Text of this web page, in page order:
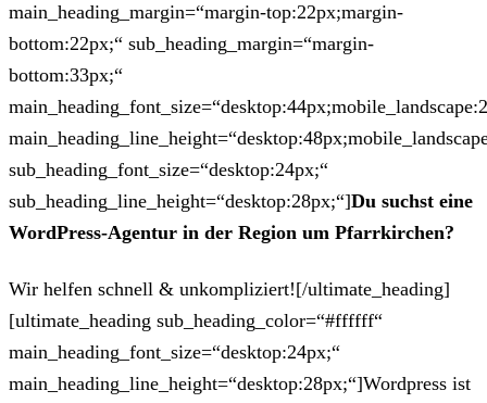
main_heading_margin=“margin-top:22px;margin-
bottom:22px;“ sub_heading_margin=“margin-
bottom:33px;“
sub_heading_font_size=“desktop:24px;“
sub_heading_line_height=“desktop:28px;“]Du suchst eine
WordPress-Agentur in der Region um Pfarrkirchen?
Wir helfen schnell & unkompliziert![/ultimate_heading]
[ultimate_heading sub_heading_color=“#ffffff“
main_heading_font_size=“desktop:24px;“
main_heading_line_height=“desktop:28px;“]Wordpress ist